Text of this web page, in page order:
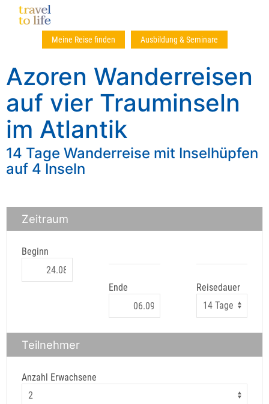
Meine Reise finden Ausbildung & Seminare
Azoren Wanderreisen
auf vier Trauminseln
im Atlantik
14 Tage Wanderreise mit Inselhüpfen
auf 4 Inseln
Zeitraum
Beginn
Ende Reisedauer
Teilnehmer
Anzahl Erwachsene